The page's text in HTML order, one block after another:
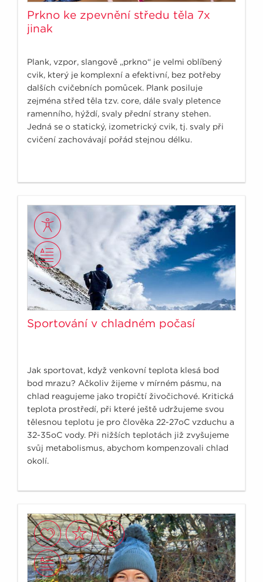
Prkno ke zpevnění středu těla 7x
jinak
Plank, vzpor, slangově „prkno“ je velmi oblíbený
cvik, který je komplexní a efektivní, bez potřeby
dalších cvičebních pomůcek. Plank posiluje
zejména střed těla tzv. core, dále svaly pletence
ramenního, hýždí, svaly přední strany stehen.
Jedná se o statický, izometrický cvik, tj. svaly při
cvičení zachovávají pořád stejnou délku.
Sportování v chladném počasí
Jak sportovat, když venkovní teplota klesá bod
bod mrazu? Ačkoliv žijeme v mírném pásmu, na
chlad reagujeme jako tropičtí živočichové. Kritická
teplota prostředí, při které ještě udržujeme svou
tělesnou teplotu je pro člověka 22-27oC vzduchu a
32-35oC vody. Při nižších teplotách již zvyšujeme
svůj metabolismus, abychom kompenzovali chlad
okolí.